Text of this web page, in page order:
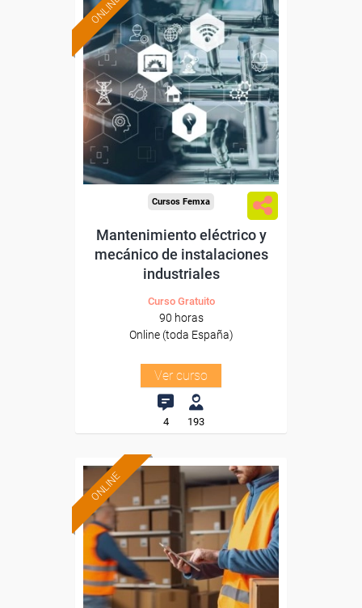
ONLINE
Formación 100%
subvencionada.
Para desempleados,
trabajadores y autónomos.
Sector
-Construcción e industrias
Extractivas.
Cursos Femxa
Mantenimiento eléctrico y
mecánico de instalaciones
industriales
Curso Gratuito
90 horas
Online (toda España)
Ver curso
4 193
ONLINE
Formación 100%
subvencionada.
Para desempleados,
trabajadores y autónomos.